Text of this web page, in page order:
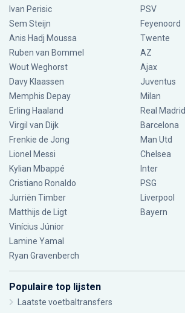
Ivan Perisic
Sem Steijn
Anis Hadj Moussa
Ruben van Bommel
Wout Weghorst
Davy Klaassen
Memphis Depay
Erling Haaland
Virgil van Dijk
Frenkie de Jong
Lionel Messi
Kylian Mbappé
Cristiano Ronaldo
Jurriën Timber
Matthijs de Ligt
Vinícius Júnior
Lamine Yamal
Ryan Gravenberch
PSV
Feyenoord
Twente
AZ
Ajax
Juventus
Milan
Real Madrid
Barcelona
Man Utd
Chelsea
Inter
PSG
Liverpool
Bayern
Populaire top lijsten
Laatste voetbaltransfers